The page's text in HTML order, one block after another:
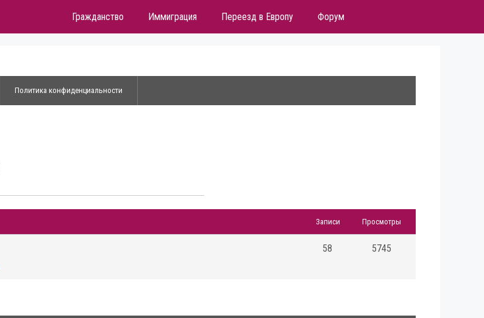
Гражданство Иммиграция Переезд в Европу Форум
Политика конфиденциальности
Просмотры
Записи
5745
58